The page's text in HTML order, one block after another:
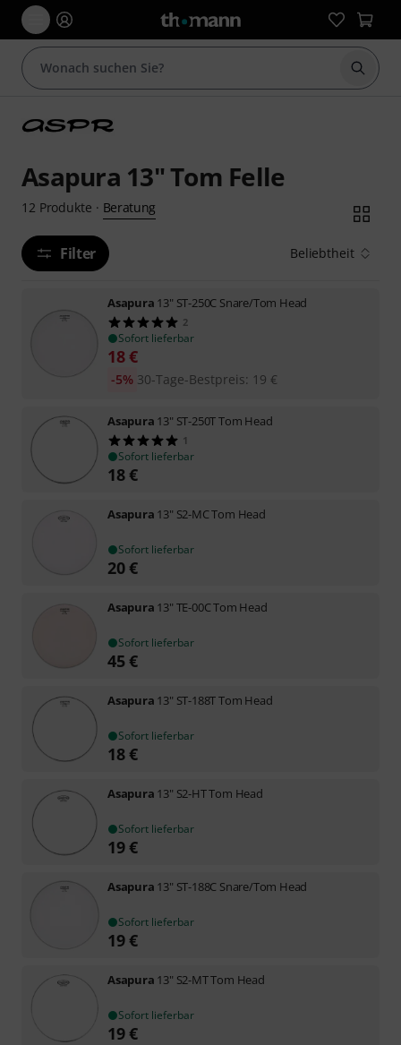
Suche
Asapura 13" Tom Felle
12 Produkte · Beratung
Filter Beliebtheit
Asapura 13" ST-250C Snare/Tom Head
2
Sofort lieferbar
18€
30-Tage-Bestpreis: 19 €
-5%
Asapura 13" ST-250T Tom Head
1
Sofort lieferbar
18€
Asapura 13" S2-MC Tom Head
Sofort lieferbar
20€
Asapura 13" TE-00C Tom Head
Sofort lieferbar
45€
Asapura 13" ST-188T Tom Head
Sofort lieferbar
18€
Asapura 13" S2-HT Tom Head
Sofort lieferbar
19€
Asapura 13" ST-188C Snare/Tom Head
Sofort lieferbar
19€
Asapura 13" S2-MT Tom Head
Sofort lieferbar
19€